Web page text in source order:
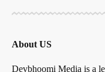
About US
Devbhoomi Media is a